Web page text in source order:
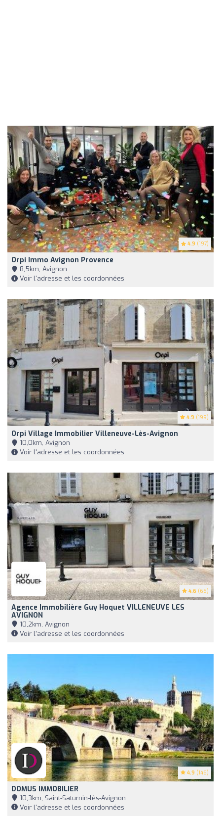
4.9 (197)
Orpi Immo Avignon Provence
8,5km, Avignon
Voir l'adresse et les coordonnées
4.9 (199)
Orpi Village Immobilier Villeneuve-Lès-Avignon
10,0km, Avignon
Voir l'adresse et les coordonnées
4.6 (66)
Agence Immobilière Guy Hoquet VILLENEUVE LES
AVIGNON
10,2km, Avignon
Voir l'adresse et les coordonnées
4.9 (146)
DOMUS IMMOBILIER
10,3km, Saint-Saturnin-lès-Avignon
Voir l'adresse et les coordonnées